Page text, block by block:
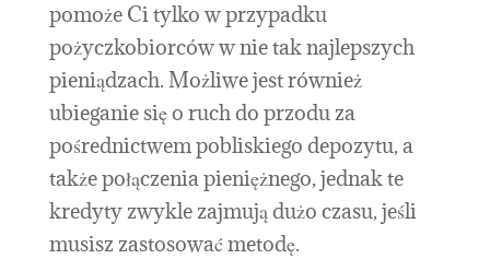
pomoże Ci tylko w przypadku
pożyczkobiorców w nie tak najlepszych
pieniądzach. Możliwe jest również
ubieganie się o ruch do przodu za
pośrednictwem pobliskiego depozytu, a
także połączenia pieniężnego, jednak te
kredyty zwykle zajmują dużo czasu, jeśli
musisz zastosować metodę.